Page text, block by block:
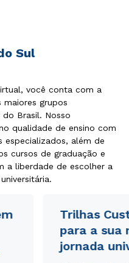
Sul
você conta com a
grupos
do Brasil. Nosso
qualidade de ensino com
especializados, além de
cursos de graduação e
a liberdade de escolher a
Trilhas
para a sua
jornada